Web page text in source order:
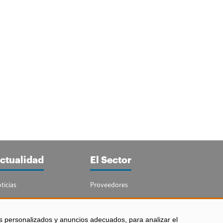
y anuncios adecuados, para analizar el
Acuicultura
El Sector
Proveedores
Guía del Sector
Legislación